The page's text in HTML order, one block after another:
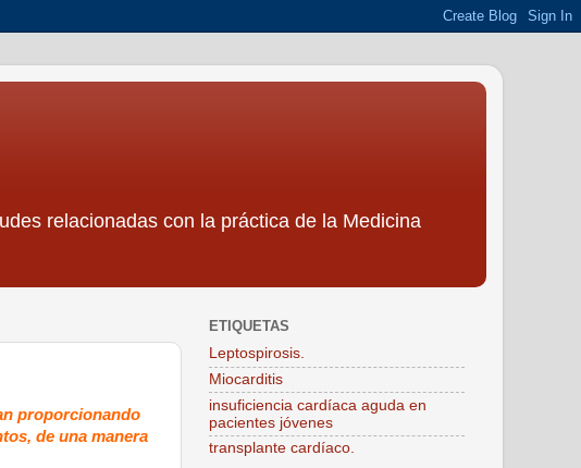
relacionadas con la práctica de la Medicina
proporcionando
de una manera
ETIQUETAS
Leptospirosis.
Miocarditis
insuficiencia cardíaca aguda en
pacientes jóvenes
transplante cardíaco.